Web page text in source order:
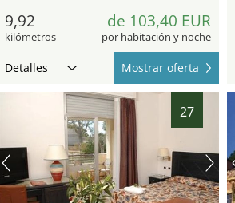
9,92
kilómetros
de 103,40 EUR
por habitación y noche
Detalles Mostrar oferta
27